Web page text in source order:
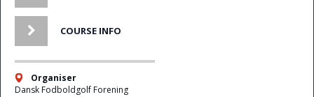
COURSE INFO
Organiser
Dansk Fodboldgolf Forening